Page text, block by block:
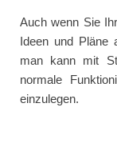
Auch wenn Sie
Ideen und Pläne
man kann mit
normale
einzulegen.